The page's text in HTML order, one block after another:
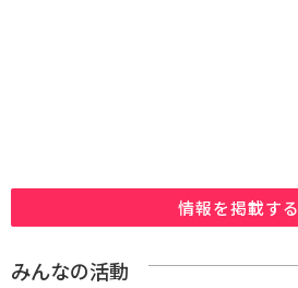
情報を掲載する
みんなの活動